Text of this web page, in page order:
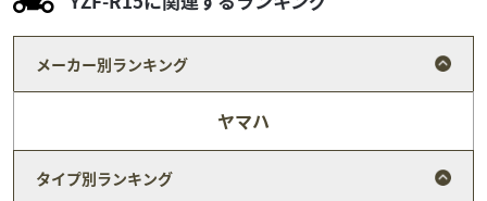
メーカー別ランキング
ヤマハ
タイプ別ランキング